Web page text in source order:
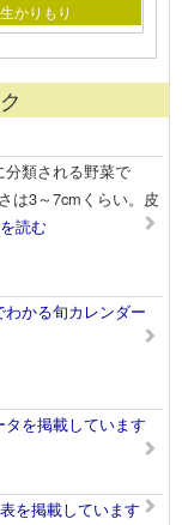
かりもり
類される野菜で
は3～7cmくらい。皮
読む
かる旬カレンダー
を掲載しています
を掲載しています